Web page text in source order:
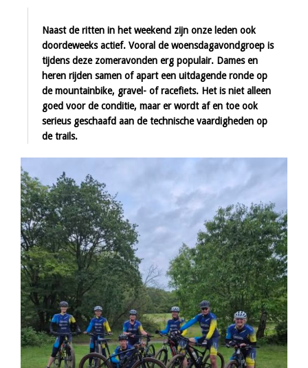
Naast de ritten in het weekend zijn onze leden ook
doordeweeks actief. Vooral de woensdagavondgroep is
tijdens deze zomeravonden erg populair. Dames en
heren rijden samen of apart een uitdagende ronde op
de mountainbike, gravel- of racefiets. Het is niet alleen
goed voor de conditie, maar er wordt af en toe ook
serieus geschaafd aan de technische vaardigheden op
de trails.